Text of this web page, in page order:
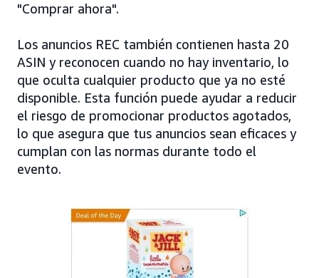
"Comprar ahora".
Los anuncios REC también contienen hasta 20
ASIN y reconocen cuando no hay inventario, lo
que oculta cualquier producto que ya no esté
disponible. Esta función puede ayudar a reducir
el riesgo de promocionar productos agotados,
lo que asegura que tus anuncios sean eficaces y
cumplan con las normas durante todo el
evento.